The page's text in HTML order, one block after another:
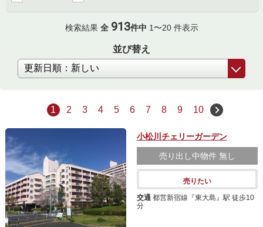
検索結果 全 913件中 1〜20 件表示
並び替え
1 2 3 4 5 6 7 8 9 10
小松川チェリーガーデン
売り出し中物件 無し
売りたい
交通 都営新宿線『東大島』駅 徒歩10
分